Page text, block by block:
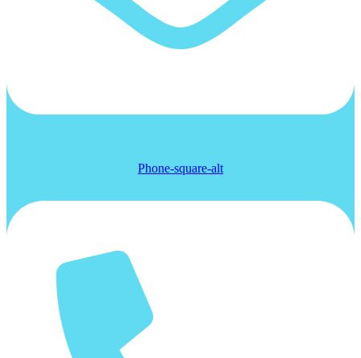
Phone-square-alt